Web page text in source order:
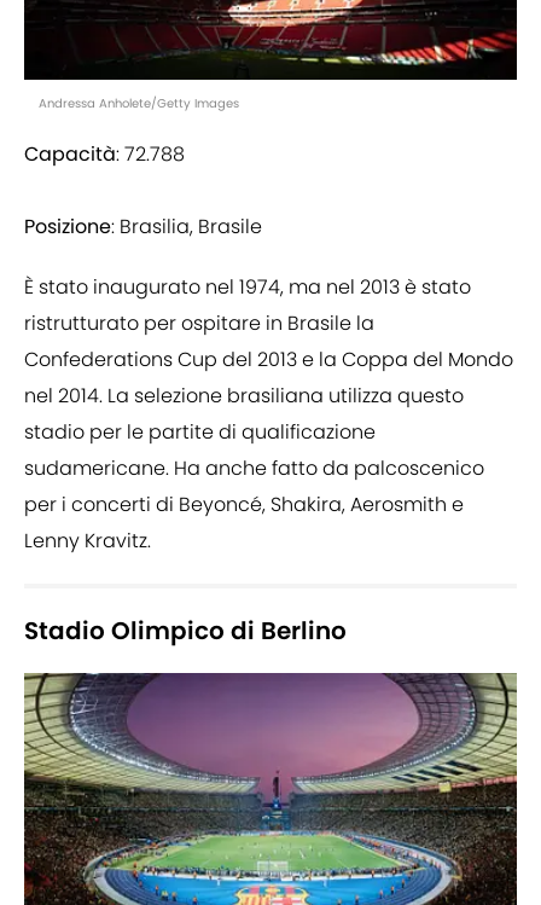
Andressa Anholete/Getty Images
Capacità: 72.788
Posizione: Brasilia, Brasile
È stato inaugurato nel 1974, ma nel 2013 è stato
ristrutturato per ospitare in Brasile la
Confederations Cup del 2013 e la Coppa del Mondo
nel 2014. La selezione brasiliana utilizza questo
stadio per le partite di qualificazione
sudamericane. Ha anche fatto da palcoscenico
per i concerti di Beyoncé, Shakira, Aerosmith e
Lenny Kravitz.
Stadio Olimpico di Berlino